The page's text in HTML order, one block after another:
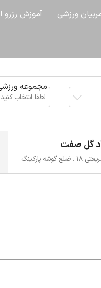
ورزشی آموزش رزرو
مجموعه
لطفا انتخاب کنید
گل صفت
مشهد. قاسم آباد. چهاراه مخابرات. شریعتی 18 . ضلع گوشه پارکینگ